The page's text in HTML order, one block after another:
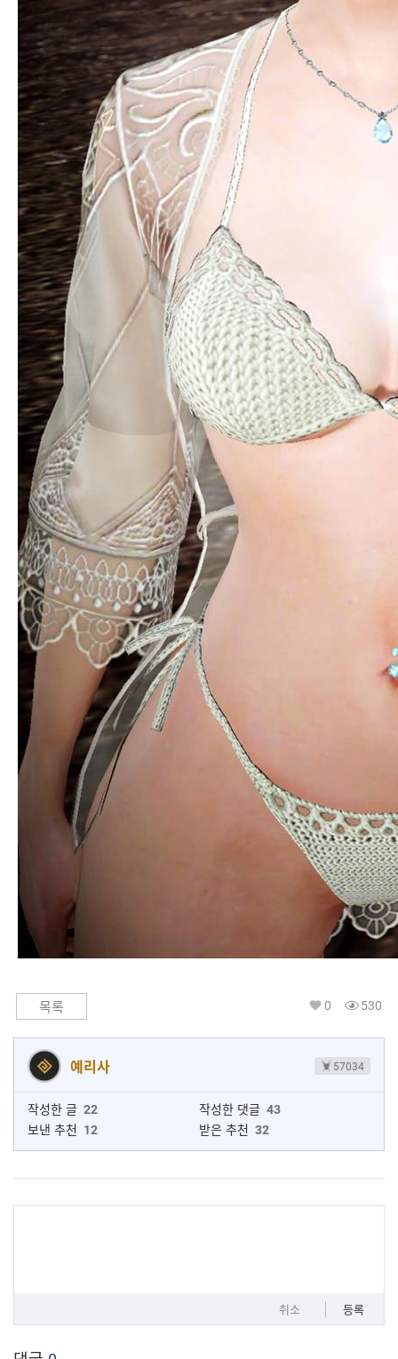
목록 0 530
예리사 57034
작성한 글 22 작성한 댓글 43
보낸 추천 12 받은 추천 32
취소 등록